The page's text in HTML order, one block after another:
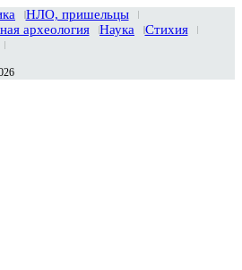
НЛО, пришельцы
археология Наука
Стихия